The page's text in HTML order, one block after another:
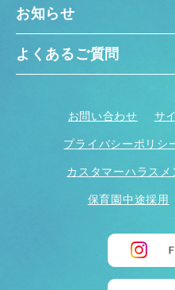
お知らせ
よくあるご質問
お問い合わせ サ
プライバシーポリシ
カスタマーハラス
保育園中途採用